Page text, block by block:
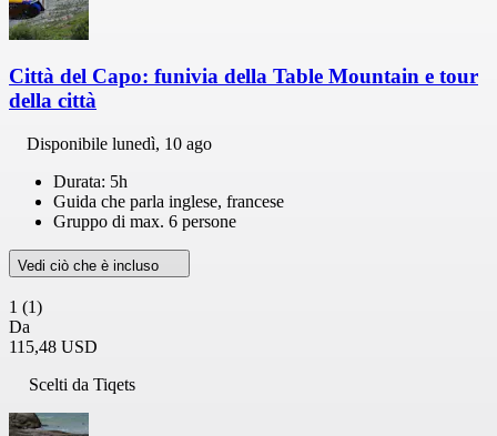
Città del Capo: funivia della Table Mountain e tour
della città
Disponibile lunedì, 10 ago
Durata: 5h
Guida che parla inglese, francese
Gruppo di max. 6 persone
Vedi ciò che è incluso
1 (1)
Da
115,48 USD
Scelti da Tiqets